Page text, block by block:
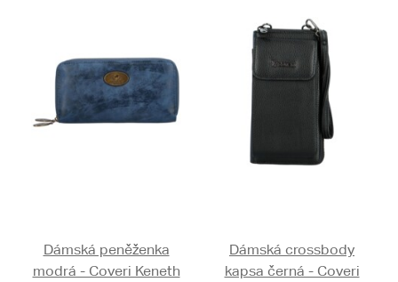
Dámská peněženka
modrá - Coveri Keneth
Dámská crossbody
kapsa černá - Coveri